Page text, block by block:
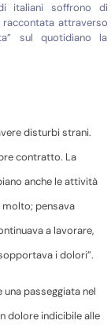
italiani soffrono di
raccontata attraverso
sul quotidiano la
disturbi strani.
contratto. La
anche le attività
pensava
a lavorare,
i dolori”.
passeggiata nel
dolore indicibile alle